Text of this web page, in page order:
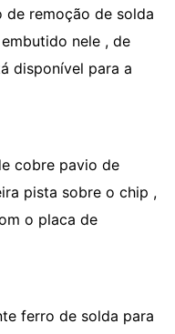
remoção de solda
nele , de
disponível para a
cobre pavio de
pista sobre o chip ,
o placa de
ferro de solda para